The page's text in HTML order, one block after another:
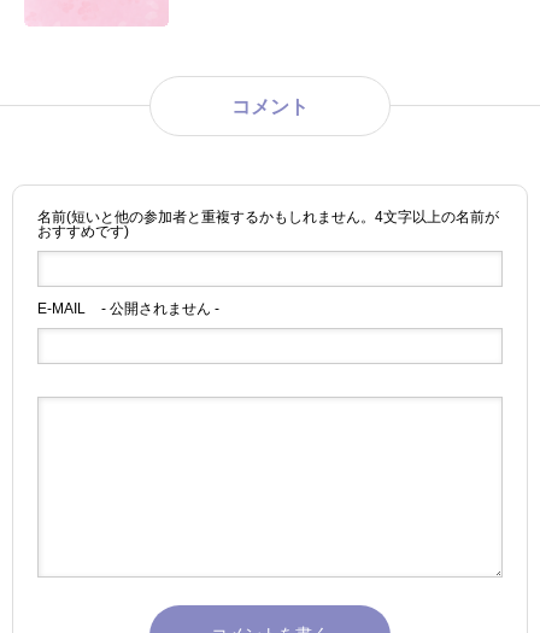
コメント
名前(短いと他の参加者と重複するかもしれません。4文字以上の名前が
おすすめです)
E-MAIL - 公開されません -